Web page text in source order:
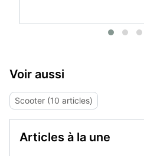
Voir aussi
Scooter (10 articles)
Articles à la une